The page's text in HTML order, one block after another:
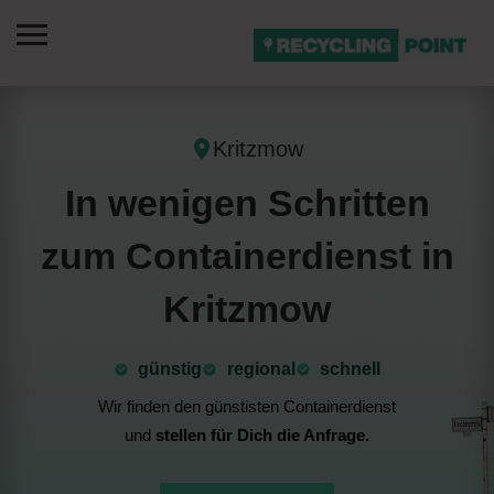
Kritzmow
In wenigen Schritten
zum Containerdienst in
Kritzmow
günstig ⁠regional
schnell
Wir finden den günstisten Containerdienst
und stellen für Dich die Anfrage.